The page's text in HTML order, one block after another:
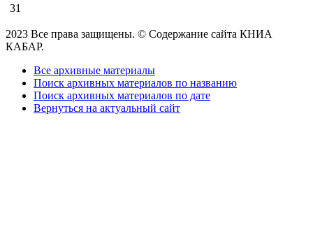
31
2023 Все права защищены. © Содержание сайта КНИА
КАБАР.
Все архивные материалы
Поиск архивных материалов по названию
Поиск архивных материалов по дате
Вернуться на актуальный сайт